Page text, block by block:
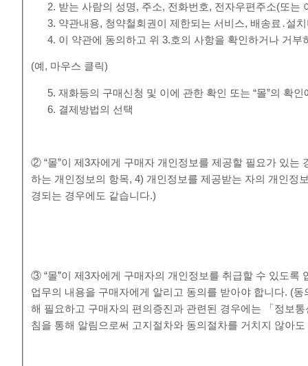
받는 사람의 성명, 주소, 전화번호, 전자우편주소(또는
약관내용, 청약철회권이 제한되는 서비스, 배송료․설
이 약관에 동의하고 위 3.호의 사항을 확인하거나 거부
(예, 마우스 클릭)
재화등의 구매신청 및 이에 관한 확인 또는 “몰”의 확인
결제방법의 선택
② “몰”이 제3자에게 구매자 개인정보를 제공할 필요가 있는
하는 개인정보의 항목, 4) 개인정보를 제공받는 자의 개인정
경되는 경우에도 같습니다.)
③ “몰”이 제3자에게 구매자의 개인정보를 취급할 수 있도
업무의 내용을 구매자에게 알리고 동의를 받아야 합니다. (
해 필요하고 구매자의 편의증진과 관련된 경우에는 「정보
침을 통해 알림으로써 고지절차와 동의절차를 거치지 않아도